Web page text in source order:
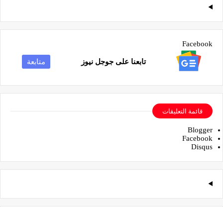
Facebook
تابعنا على جوجل نيوز متابعة
قائمة التعليقات
Blogger
Facebook
Disqus